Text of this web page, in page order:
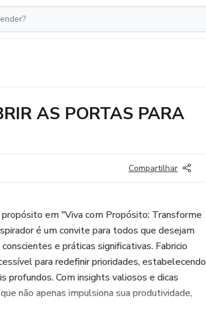
AS PORTAS PARA
Compartilhar
em "Viva com Propósito: Transforme
é um convite para todos que desejam
e práticas significativas. Fabricio
para redefinir prioridades, estabelecendo
profundos. Com insights valiosos e dicas
não apenas impulsiona sua produtividade,